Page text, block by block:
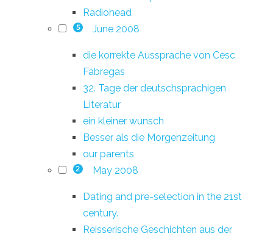
Radiohead
5 June 2008
die korrekte Aussprache von Cesc
Fàbregas
32. Tage der deutschsprachigen
Literatur
ein kleiner wunsch
Besser als die Morgenzeitung
our parents
2 May 2008
Dating and pre-selection in the 21st
century.
Reisserische Geschichten aus der